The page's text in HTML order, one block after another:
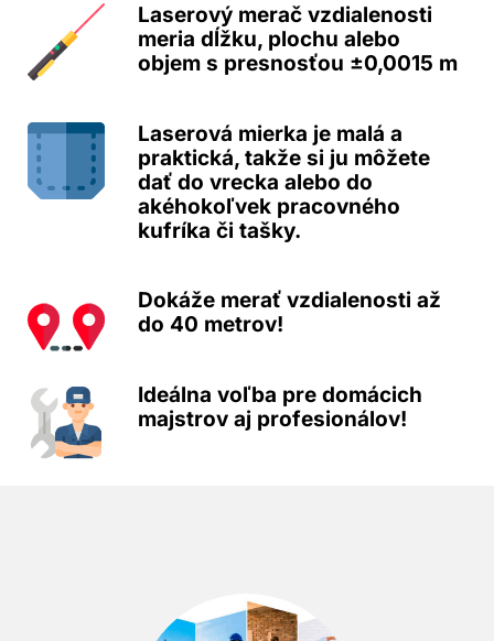
Laserový merač vzdialenosti
meria dĺžku, plochu alebo
objem s presnosťou ±0,0015 m
Laserová mierka je malá a
praktická, takže si ju môžete
dať do vrecka alebo do
akéhokoľvek pracovného
kufríka či tašky.
Dokáže merať vzdialenosti až
do 40 metrov!
Ideálna voľba pre domácich
majstrov aj profesionálov!